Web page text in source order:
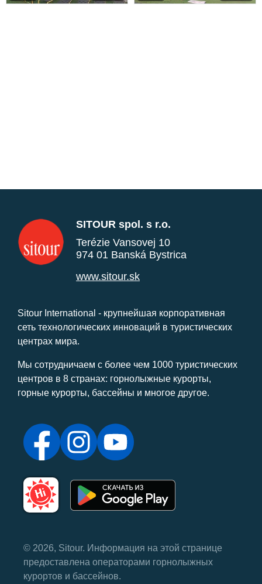
SITOUR spol. s r.o.
Terézie Vansovej 10
974 01 Banská Bystrica
www.sitour.sk
Sitour International - крупнейшая корпоративная
сеть технологических инноваций в туристических
центрах мира.
Мы сотрудничаем с более чем 1000 туристических
центров в 8 странах: горнолыжные курорты,
горные курорты, бассейны и многое другое.
© 2026, Sitour. Информация на этой странице
предоставлена ​​операторами горнолыжных
курортов и бассейнов.